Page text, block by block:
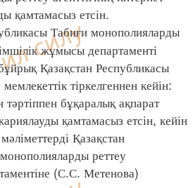
қамтамасыз етсін.
Табиғи монополияларды
жұмысы департаменті
Қазақстан Республикасы
тіркелгеннен кейін:
бұқаралық ақпарат
қамтамасыз етсін, кейін
Қазақстан
реттеу
(С.С. Метенова)